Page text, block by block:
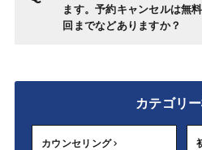
ます。予約キャンセルは無
回までなどありますか？
カテゴリ
カウンセリング